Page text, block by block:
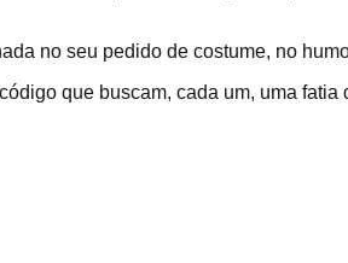
no seu pedido de costume, no
que buscam, cada um, uma fatia